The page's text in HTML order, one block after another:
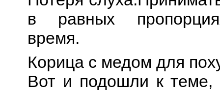
в равных
время.
Корица с медом для
Вот и подошли к теме,